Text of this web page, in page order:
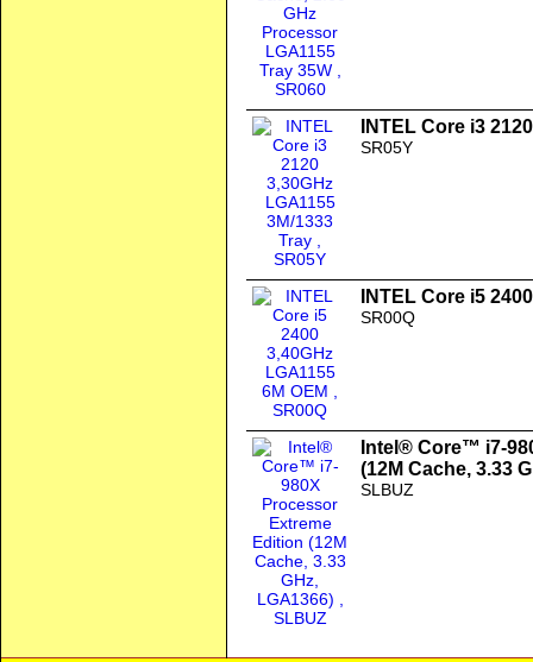
INTEL Core i3
SR05Y
INTEL Core i5
SR00Q
Intel® Core™ i7-
(12M Cache, 3.33
SLBUZ